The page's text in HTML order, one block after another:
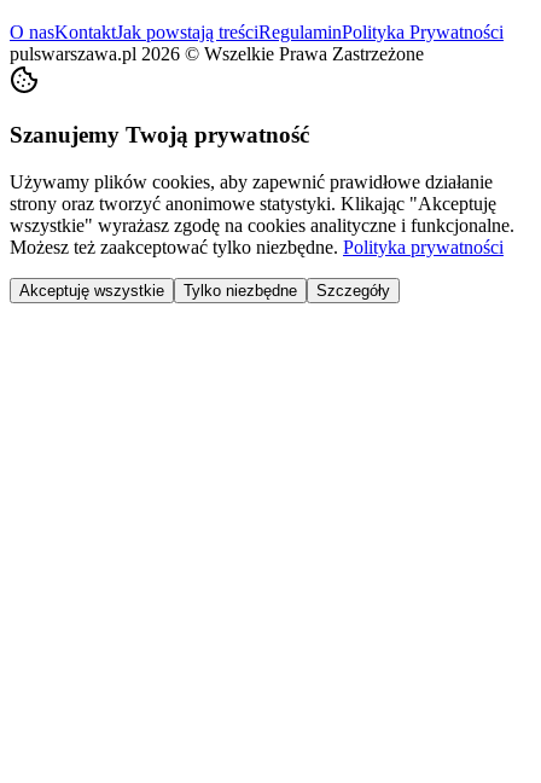
O nasKontaktJak powstają treściRegulaminPolityka Prywatności
pulswarszawa.pl 2026 © Wszelkie Prawa Zastrzeżone
Szanujemy Twoją prywatność
Używamy plików cookies, aby zapewnić prawidłowe działanie
strony oraz tworzyć anonimowe statystyki. Klikając "Akceptuję
wszystkie" wyrażasz zgodę na cookies analityczne i funkcjonalne.
Możesz też zaakceptować tylko niezbędne. Polityka prywatności
Akceptuję wszystkie Tylko niezbędne Szczegóły